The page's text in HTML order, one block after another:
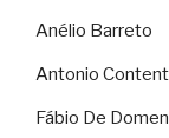
Anélio Barreto
Antonio
Fábio De